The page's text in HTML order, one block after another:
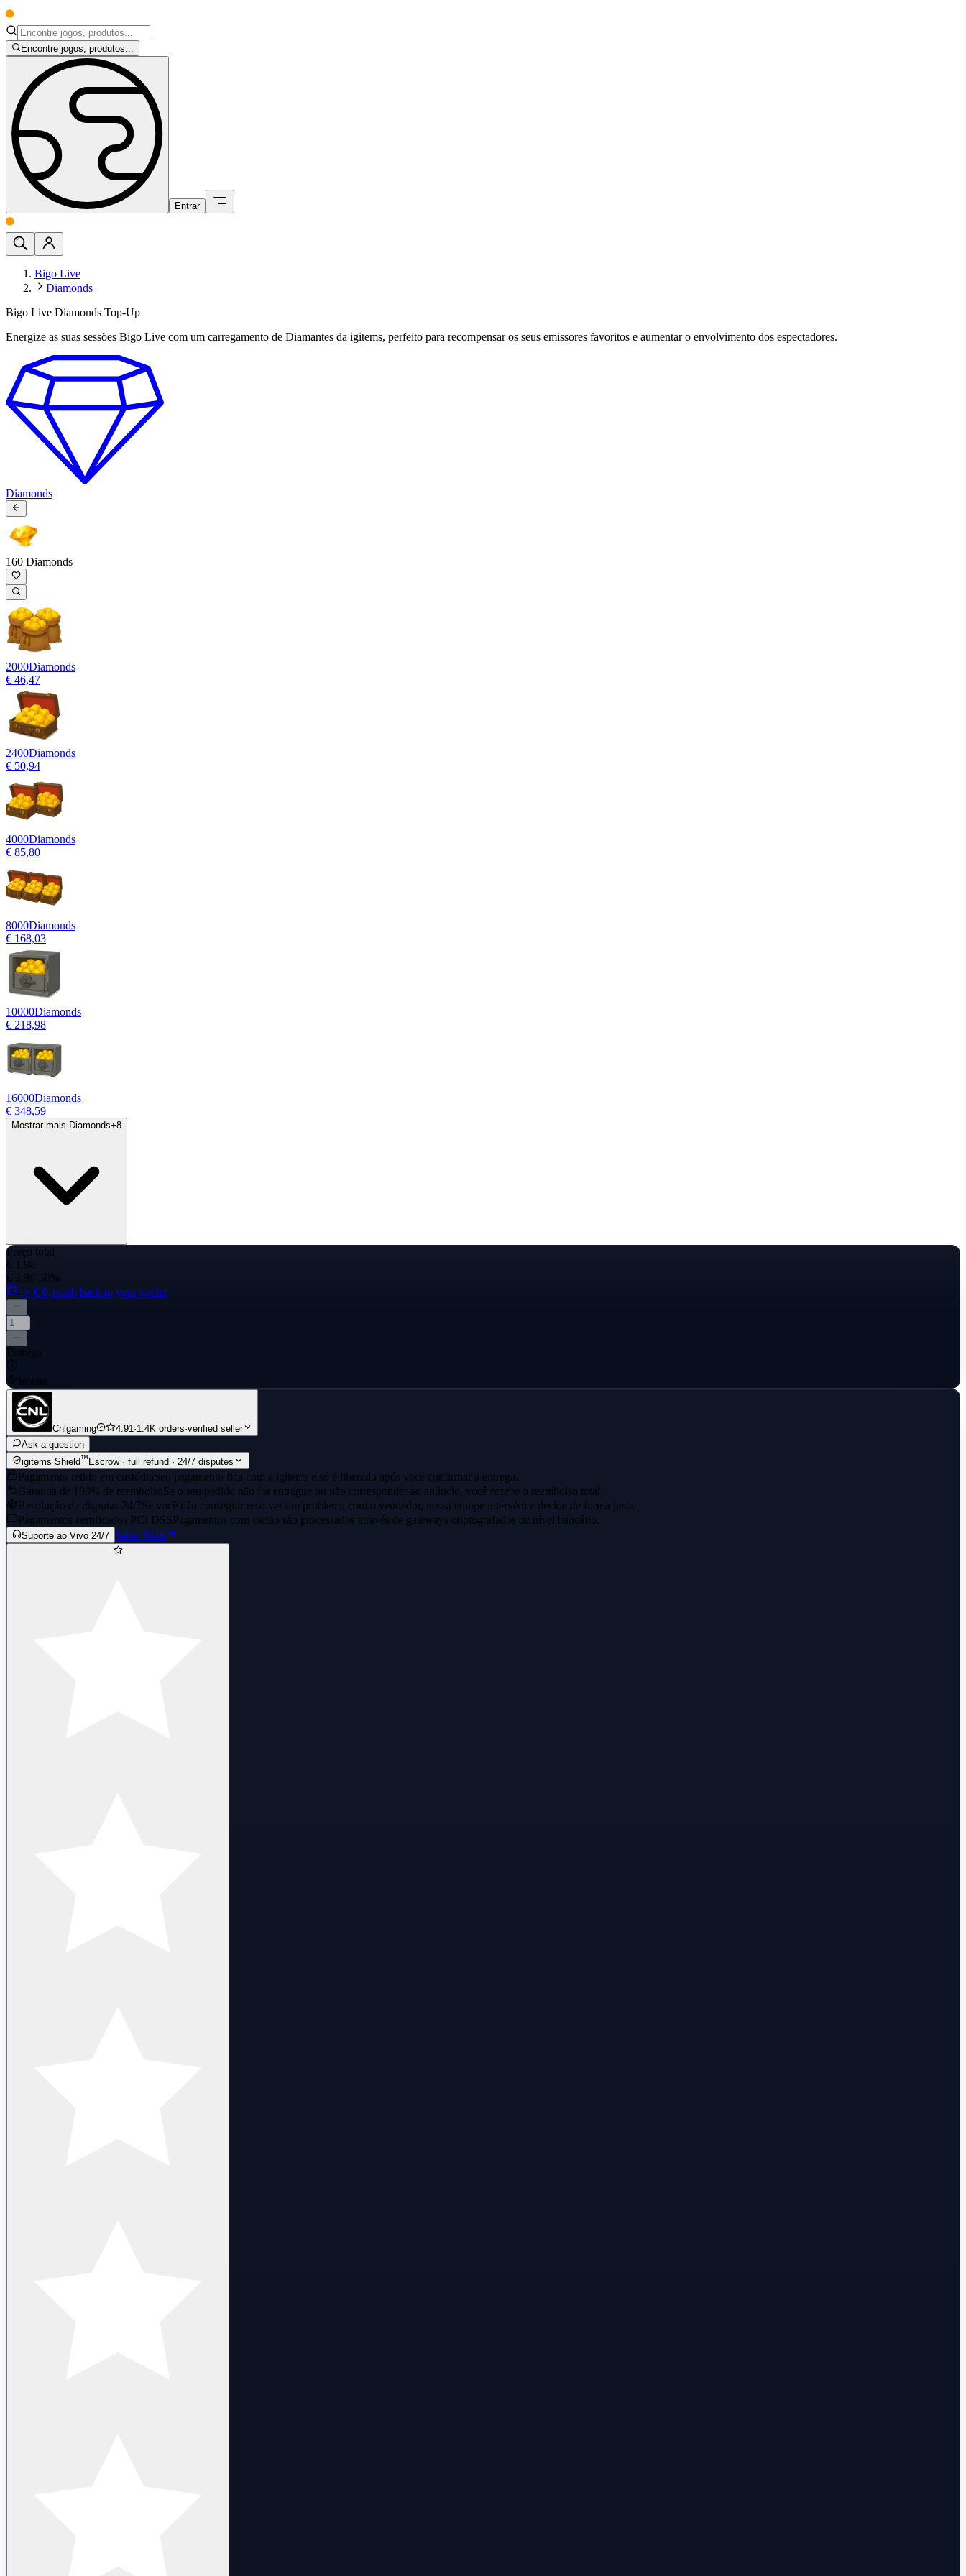
Encontre jogos, produtos...
Entrar
Bigo Live
Diamonds
Bigo Live Diamonds Top-Up
Energize as suas sessões Bigo Live com um carregamento de Diamantes da igitems, perfeito para recompensar os seus emissores favoritos e aumentar o envolvimento dos espectadores.
Diamonds
160 Diamonds
2000Diamonds
€ 46,47
2400Diamonds
€ 50,94
4000Diamonds
€ 85,80
8000Diamonds
€ 168,03
10000Diamonds
€ 218,98
16000Diamonds
€ 348,59
Mostrar mais Diamonds+8
Preço total
€ 1,90
€ 3,90-50%
+≈ € 0,1cash back to your wallet
Entrega
Instant
Cnlgaming 4.91 ·1.4K orders·verified seller
Ask a question
igitems Shield™ Escrow · full refund · 24/7 disputes
Pagamento retido em custódiaSeu pagamento fica com a igitems e só é liberado após você confirmar a entrega.
Garantia de 100% de reembolsoSe o seu pedido não for entregue ou não corresponder ao anúncio, você recebe o reembolso total.
Resolução de disputas 24/7Se você não conseguir resolver um problema com o vendedor, nossa equipe intervém e decide de forma justa.
Pagamentos certificados PCI DSSPagamentos com cartão são processados através de gateways criptografados de nível bancário.
Suporte ao Vivo 24/7 Saber Mais